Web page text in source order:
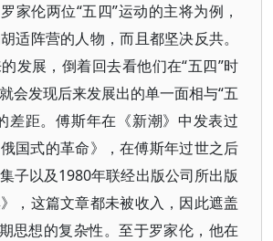
家伦两位“五四”运动的主将为例，
适阵营的人物，而且都坚决反共。
发展，倒着回去看他们在“五四”时
会发现后来发展出的单一面相与“五
差距。傅斯年在《新潮》中发表过
国式的革命》，在傅斯年过世之后
子以及1980年联经出版公司所出版
，这篇文章都未被收入，因此遮盖
思想的复杂性。至于罗家伦，他在